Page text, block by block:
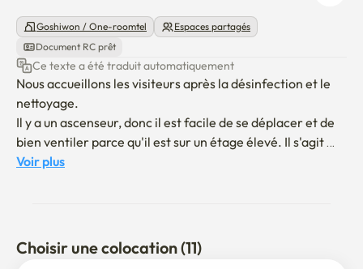
Goshiwon / One-roomtel
Espaces partagés
Document RC prêt
Ce texte a été traduit automatiquement
Nous accueillons les visiteurs après la désinfection et le
nettoyage.
Il y a un ascenseur, donc il est facile de se déplacer et de
bien ventiler parce qu'il est sur un étage élevé. Il s'agit
d'un hébergement sûr avec des caméras de surveillance
Une chambre par personne et pas d'étrangers autorisés.
Voir plus
Choisir une colocation (11)